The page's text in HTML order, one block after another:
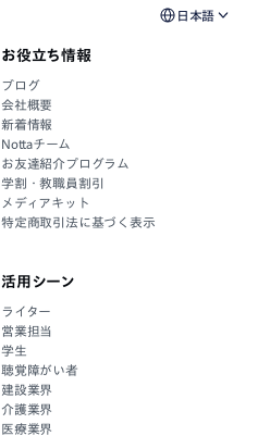
日本語
お役立ち情報
ブログ
会社概要
新着情報
Nottaチーム
お友達紹介プログラム
学割・教職員割引
メディアキット
特定商取引法に基づく表示
活用シーン
ライター
営業担当
学生
聴覚障がい者
建設業界
介護業界
医療業界